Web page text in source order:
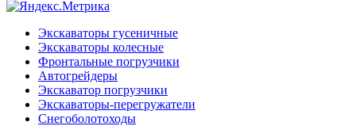
Экскаваторы гусеничные
Экскаваторы колесные
Фронтальные погрузчики
Автогрейдеры
Экскаватор погрузчики
Экскаваторы-перегружатели
Снегоболотоходы